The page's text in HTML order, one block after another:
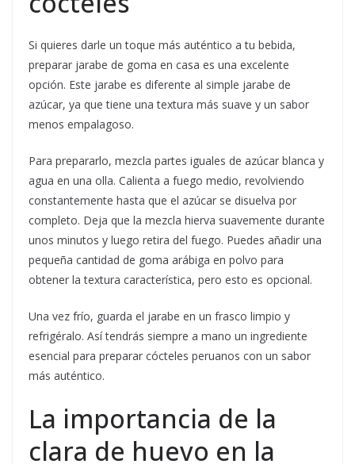
Si quieres darle un toque más auténtico a tu bebida,
preparar jarabe de goma en casa es una excelente
opción. Este jarabe es diferente al simple jarabe de
azúcar, ya que tiene una textura más suave y un sabor
menos empalagoso.
Para prepararlo, mezcla partes iguales de azúcar blanca y
agua en una olla. Calienta a fuego medio, revolviendo
constantemente hasta que el azúcar se disuelva por
completo. Deja que la mezcla hierva suavemente durante
unos minutos y luego retira del fuego. Puedes añadir una
pequeña cantidad de goma arábiga en polvo para
obtener la textura característica, pero esto es opcional.
Una vez frío, guarda el jarabe en un frasco limpio y
refrigéralo. Así tendrás siempre a mano un ingrediente
esencial para preparar cócteles peruanos con un sabor
más auténtico.
La importancia de la
clara de huevo en la